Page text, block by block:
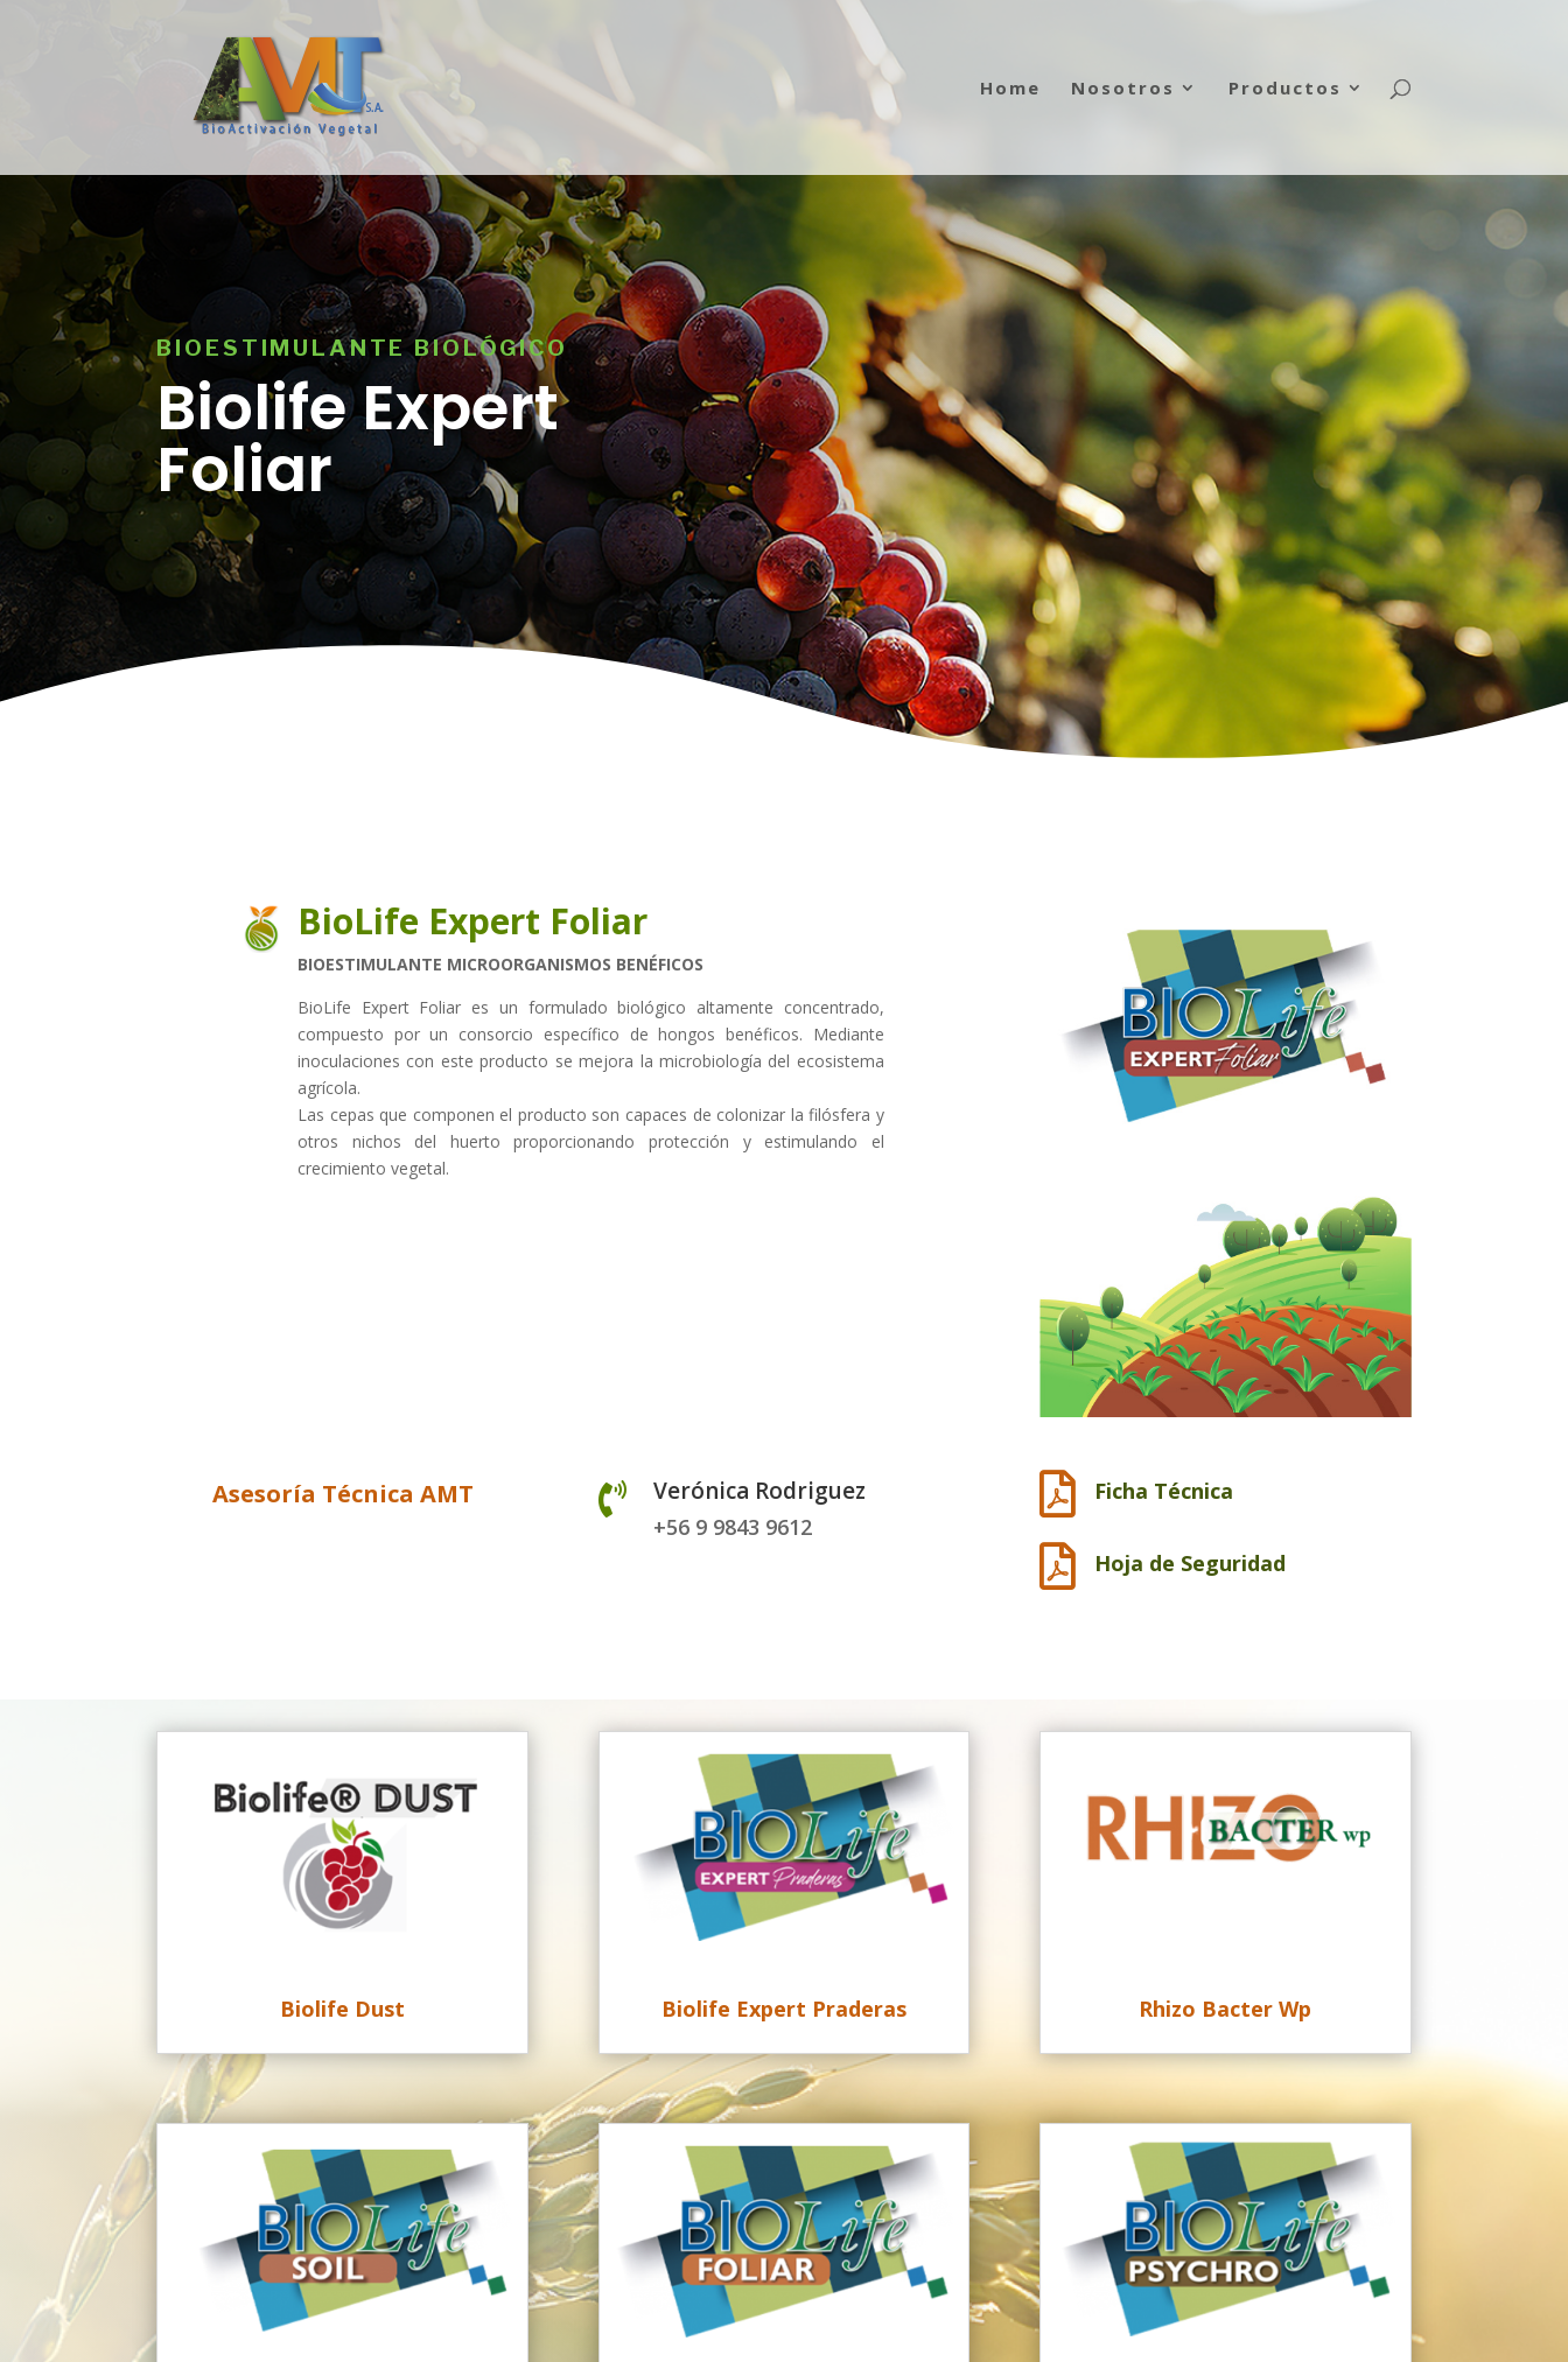
Home Nosotros Productos
BIOESTIMULANTE BIOLÓGICO
Biolife Expert
Foliar
BioLife Expert Foliar
BIOESTIMULANTE MICROORGANISMOS BENÉFICOS
BioLife Expert Foliar es un formulado biológico altamente concentrado,
compuesto por un consorcio específico de hongos benéficos. Mediante
inoculaciones con este producto se mejora la microbiología del ecosistema
agrícola.
Las cepas que componen el producto son capaces de colonizar la filósfera y
otros nichos del huerto proporcionando protección y estimulando el
crecimiento vegetal.
Asesoría Técnica AMT  Verónica Rodriguez
+56 9 9843 9612
 Ficha Técnica
 Hoja de Seguridad
Biolife Dust Biolife Expert Praderas Rhizo Bacter Wp